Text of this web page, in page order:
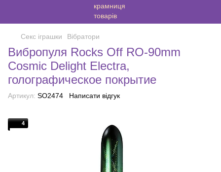
Секс іграшки Вібратори
Вибропуля Rocks Off RO-90mm
Cosmic Delight Electra,
голографическое покрытие
Артикул: SO2474 Написати відгук
4